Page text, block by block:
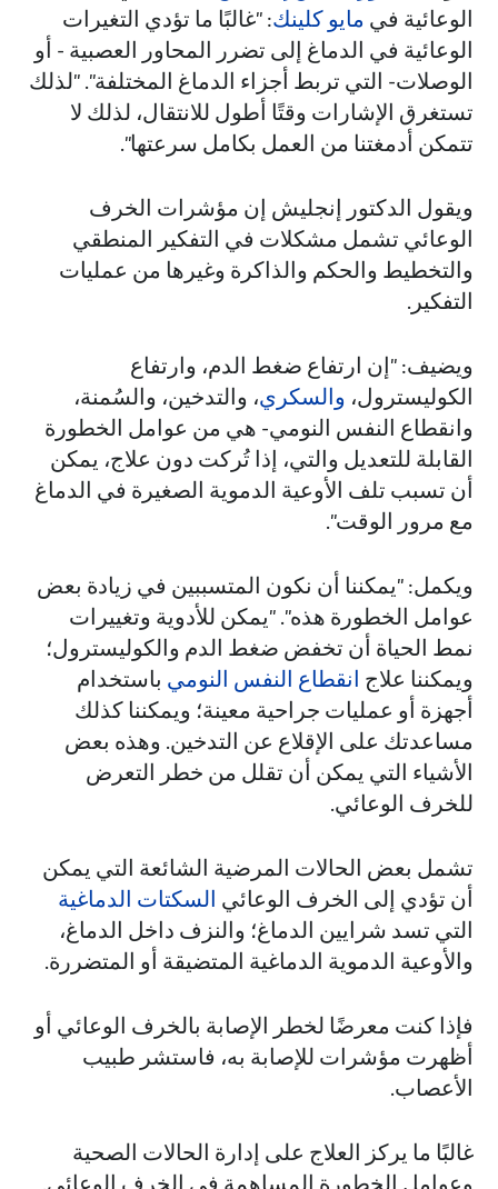
الوعائية في مايو كلينك: "غالبًا ما تؤدي التغيرات
الوعائية في الدماغ إلى تضرر المحاور العصبية - أو
الوصلات- التي تربط أجزاء الدماغ المختلفة". "لذلك
تستغرق الإشارات وقتًا أطول للانتقال، لذلك لا
تتمكن أدمغتنا من العمل بكامل سرعتها".
ويقول الدكتور إنجليش إن مؤشرات الخرف
الوعائي تشمل مشكلات في التفكير المنطقي
والتخطيط والحكم والذاكرة وغيرها من عمليات
التفكير.
ويضيف: "إن ارتفاع ضغط الدم، وارتفاع
الكوليسترول، والسكري، والتدخين، والسُمنة،
وانقطاع النفس النومي- هي من عوامل الخطورة
القابلة للتعديل والتي، إذا تُركت دون علاج، يمكن
أن تسبب تلف الأوعية الدموية الصغيرة في الدماغ
مع مرور الوقت".
ويكمل: "يمكننا أن نكون المتسببين في زيادة بعض
عوامل الخطورة هذه". "يمكن للأدوية وتغييرات
نمط الحياة أن تخفض ضغط الدم والكوليسترول؛
ويمكننا علاج انقطاع النفس النومي باستخدام
أجهزة أو عمليات جراحية معينة؛ ويمكننا كذلك
مساعدتك على الإقلاع عن التدخين. وهذه بعض
الأشياء التي يمكن أن تقلل من خطر التعرض
للخرف الوعائي.
تشمل بعض الحالات المرضية الشائعة التي يمكن
أن تؤدي إلى الخرف الوعائي السكتات الدماغية
التي تسد شرايين الدماغ؛ والنزف داخل الدماغ،
والأوعية الدموية الدماغية المتضيقة أو المتضررة.
فإذا كنت معرضًا لخطر الإصابة بالخرف الوعائي أو
أظهرت مؤشرات للإصابة به، فاستشر طبيب
الأعصاب.
غالبًا ما يركز العلاج على إدارة الحالات الصحية
وعوامل الخطورة المساهِمة في الخرف الوعائي.